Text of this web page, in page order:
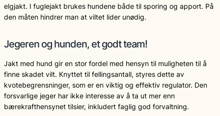
elgjakt. I fuglejakt brukes hundene både til sporing og apport. På
den måten hindrer man at viltet lider unødig.
Jegeren og hunden, et godt team!
Jakt med hund gir en stor fordel med hensyn til muligheten til å
finne skadet vilt. Knyttet til fellingsantall, styres dette av
kvotebegrensninger, som er en viktig og effektiv regulator. Den
forsvarlige jeger har ikke interesse av å ta ut mer enn
bærekrafthensynet tilsier, inkludert faglig god forvaltning.